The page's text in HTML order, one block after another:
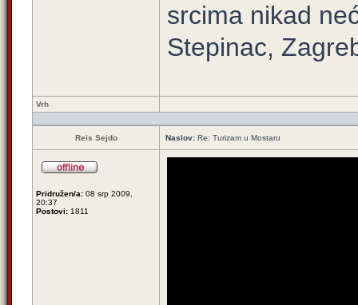
srcima nikad
Stepinac,
Vrh
Reis Sejdo Naslov: Re: Turizam u Mostaru
Pridružen/a: 08 srp 2009,
20:37
Postovi: 1811